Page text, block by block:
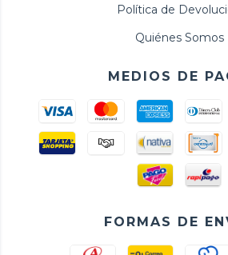
Política de
Quiénes Somos
MEDIOS DE
FORMAS DE